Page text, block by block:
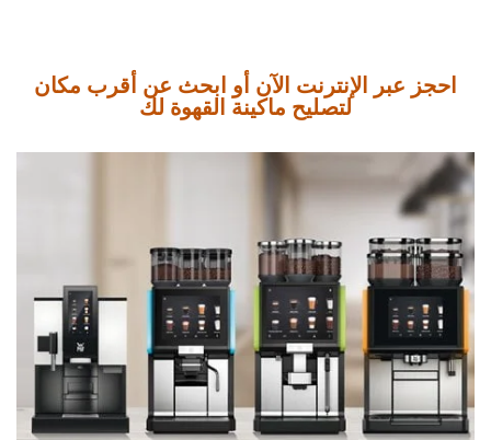
احجز عبر الإنترنت الآن أو ابحث عن أقرب مكان
لتصليح ماكينة القهوة لك